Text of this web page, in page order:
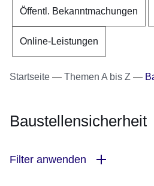
Öffentl. Bekanntmachungen
Online-Leistungen
Startseite Themen A bis Z
Baustellensicherheit
Filter anwenden